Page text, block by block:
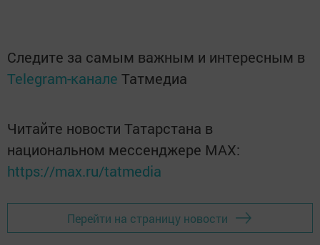
Следите за самым важным и интересным в
Telegram-канале Татмедиа
Читайте новости Татарстана в
национальном мессенджере MАХ:
https://max.ru/tatmedia
Перейти на страницу новости